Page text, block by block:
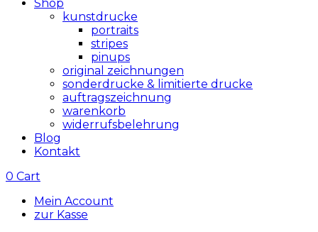
Shop
kunstdrucke
portraits
stripes
pinups
original zeichnungen
sonderdrucke & limitierte drucke
auftragszeichnung
warenkorb
widerrufsbelehrung
Blog
Kontakt
0 Cart
Mein Account
zur Kasse